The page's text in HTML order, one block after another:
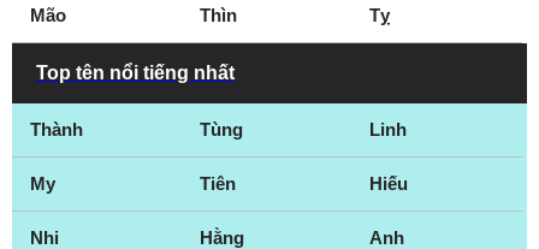
Mão Thìn Tỵ
Top tên nổi tiếng nhất
Thành Tùng Linh
My Tiên Hiếu
Nhi Hằng Anh